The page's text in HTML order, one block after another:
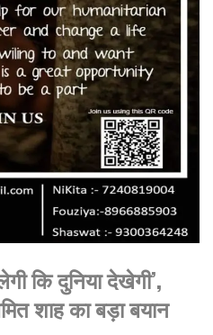
कि दुनिया देखेगी’,
शाह का बड़ा बयान